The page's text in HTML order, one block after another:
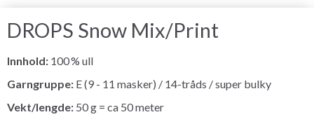
DROPS Snow Mix/Print
Innhold: 100 % ull
Garngruppe: E (9 - 11 masker) / 14-tråds / super bulky
Vekt/lengde: 50 g = ca 50 meter